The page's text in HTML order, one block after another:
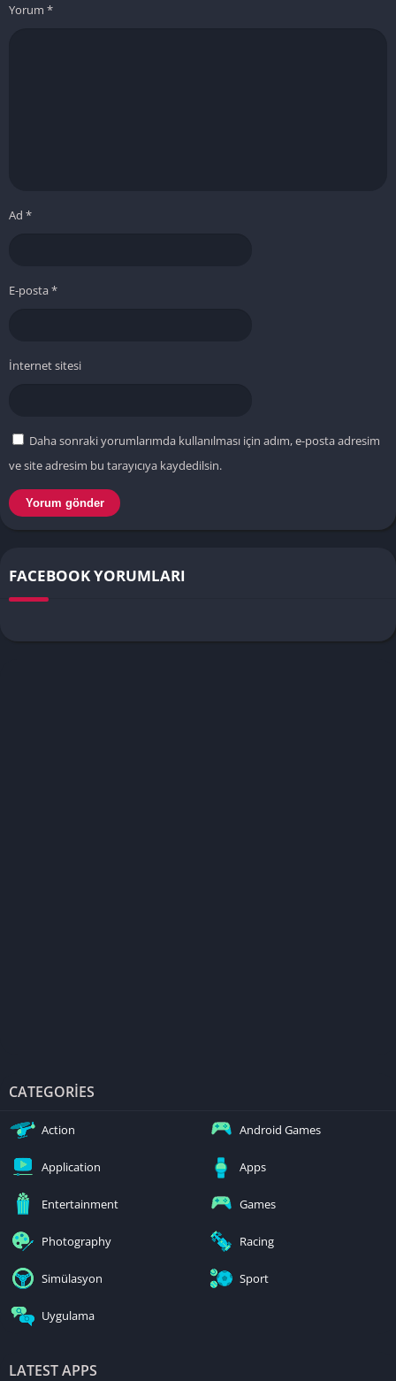
Yorum *
Ad *
E-posta*
İnternet sitesi
Daha sonraki yorumlarımda kullanılması için adım, e-posta adresim
ve site adresim bu tarayıcıya kaydedilsin.
FACEBOOK YORUMLARI
CATEGORIES
Action Android Games
Application Apps
Entertainment Games
Photography Racing
Simülasyon Sport
Uygulama
LATEST APPS